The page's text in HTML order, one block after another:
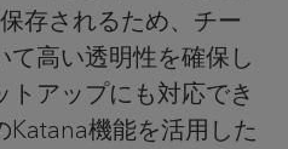
存されるため、チー
て高い透明性を確保し
アップにも対応でき
Katana機能を活用した